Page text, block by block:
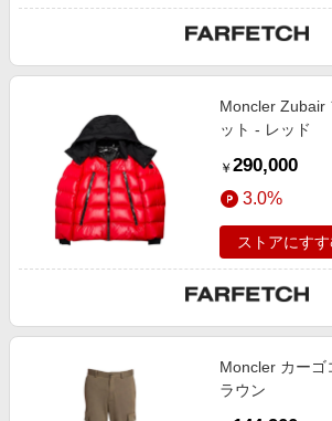
Moncler Zubair
ット - レッド
￥ 290,000
3.0%
ストアにす
Moncler カーゴ
ラウン